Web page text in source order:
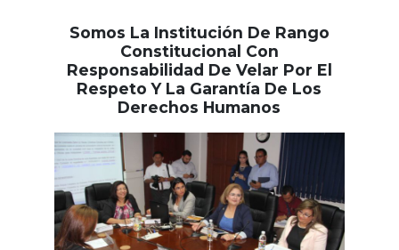
Somos La Institución De Rango
Constitucional Con
Responsabilidad De Velar Por El
Respeto Y La Garantía De Los
Derechos Humanos